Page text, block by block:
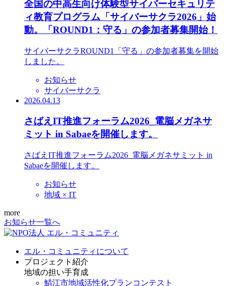
全国の中高生向け体験型サイバーセキュリテ
ィ教育プログラム「サイバーサクラ2026」始
動。「ROUND1：守る」の参加者募集開始！
サイバーサクラROUND1「守る」の参加者募集を開始
しました。
お知らせ
サイバーサクラ
2026.04.13
さばえIT推進フォーラム2026_電脳メガネサ
ミット in Sabaeを開催します。
さばえIT推進フォーラム2026_電脳メガネサミット in
Sabaeを開催します。
お知らせ
地域 × IT
more
お知らせ一覧へ
エル・コミュニティについて
プロジェクト紹介
地域の担い手育成
鯖江市地域活性化プランコンテスト